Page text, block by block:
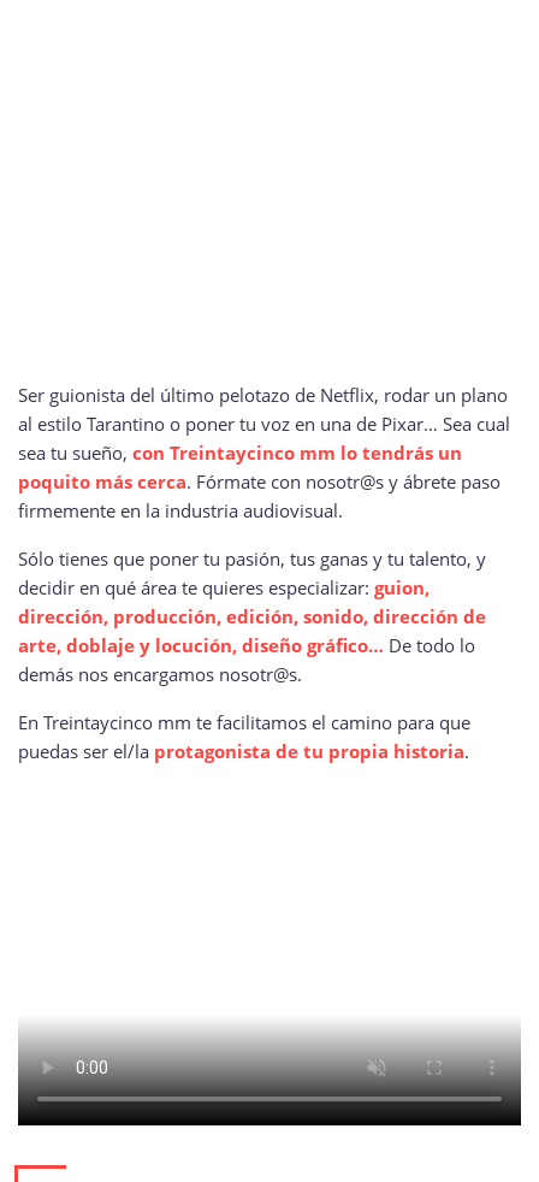
Ser guionista del último pelotazo de Netflix, rodar un plano
al estilo Tarantino o poner tu voz en una de Pixar… Sea cual
sea tu sueño, con Treintaycinco mm lo tendrás un
poquito más cerca. Fórmate con nosotr@s y ábrete paso
firmemente en la industria audiovisual.
Sólo tienes que poner tu pasión, tus ganas y tu talento, y
decidir en qué área te quieres especializar: guion,
dirección, producción, edición, sonido, dirección de
arte, doblaje y locución, diseño gráfico… De todo lo
demás nos encargamos nosotr@s.
En Treintaycinco mm te facilitamos el camino para que
puedas ser el/la protagonista de tu propia historia.